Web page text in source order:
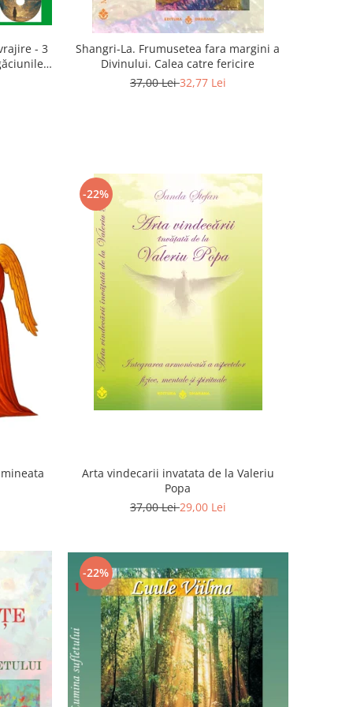
- 3
Shangri-La. Frumusetea fara margini a
Divinului. Calea catre fericire
37,00 Lei32,77 Lei
-22%
Arta vindecarii invatata de la Valeriu
Popa
37,00 Lei29,00 Lei
-22%